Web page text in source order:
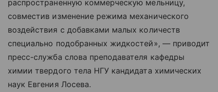
распространенную коммерческую мельницу,
совместив изменение режима механического
воздействия с добавками малых количеств
специально подобранных жидкостей», — приводит
пресс-служба слова преподавателя кафедры
химии твердого тела НГУ кандидата химических
наук Евгения Лосева.